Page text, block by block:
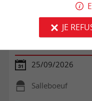
Marché
Sallebœuf
25/09/2026
Salleboeuf
JE